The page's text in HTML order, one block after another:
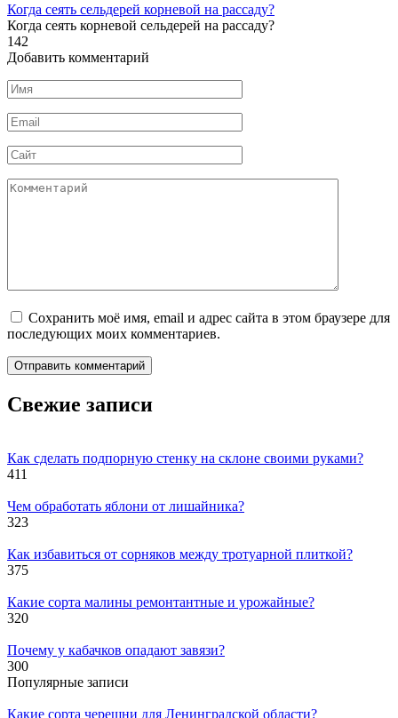
Когда сеять сельдерей корневой на рассаду?
Когда сеять корневой сельдерей на рассаду?
142
Добавить комментарий
Имя
*
Email
*
Сайт
Комментарий
Сохранить моё имя, email и адрес сайта в этом браузере для
последующих моих комментариев.
Свежие записи
Как сделать подпорную стенку на склоне своими руками?
411
Чем обработать яблони от лишайника?
323
Как избавиться от сорняков между тротуарной плиткой?
375
Какие сорта малины ремонтантные и урожайные?
320
Почему у кабачков опадают завязи?
300
Популярные записи
Какие сорта черешни для Ленинградской области?